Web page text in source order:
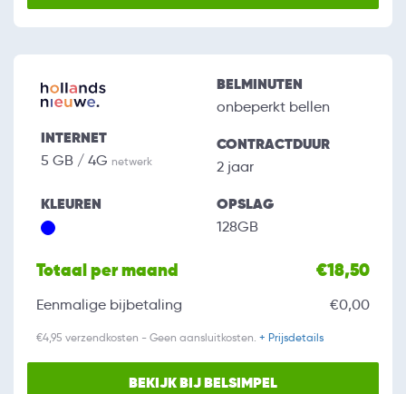
INTERNET
5 GB / 4G netwerk
BELMINUTEN
onbeperkt bellen
CONTRACTDUUR
2 jaar
KLEUREN OPSLAG
128GB
Totaal per maand €18,50
Eenmalige bijbetaling €0,00
€4,95 verzendkosten - Geen aansluitkosten. + Prijsdetails
BEKIJK BIJ BELSIMPEL